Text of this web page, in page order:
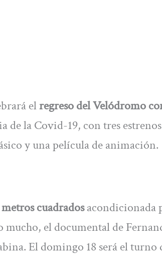
elregreso del Velódromo
de la Covid-19, con tres
y una película de animación.
cuadradosacondicionada
mucho, el documental de
El domingo 18 será el